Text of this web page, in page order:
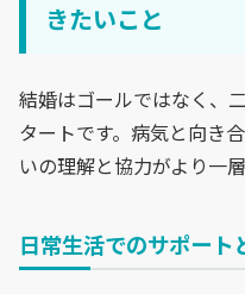
きたいこと
結婚はゴールではなく、
タートです。病気と向き
いの理解と協力がより一
日常生活でのサポート